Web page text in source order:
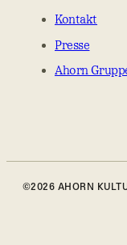
Kontakt
Presse
Ahorn
©2026 AHORN